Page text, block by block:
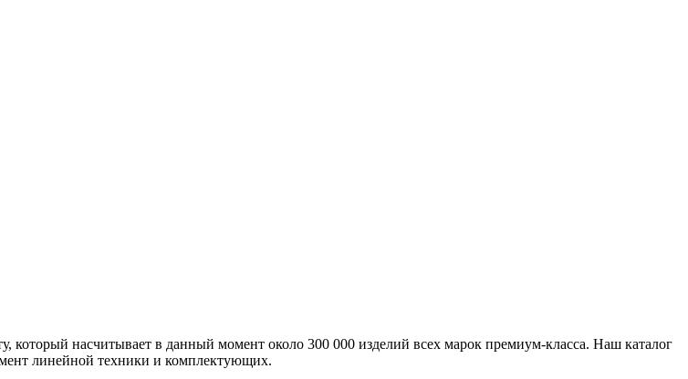
насчитывает в данный момент около 300 000 изделий всех марок премиум-класса. Наш каталог
линейной техники и комплектующих.